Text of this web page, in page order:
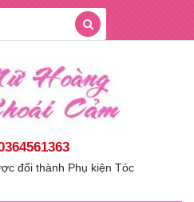
đổi thành Phụ kiện Tóc